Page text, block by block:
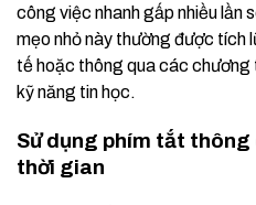
công việc nhanh gấp nhiều lần
mẹo nhỏ này thường được tích
tế hoặc thông qua các chương
kỹ năng tin học.
Sử dụng phím tắt thông
thời gian